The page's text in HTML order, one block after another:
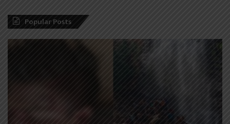
Popular Posts